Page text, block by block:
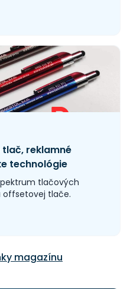
reklamné
technológie
tlačových
offsetovej tlače.
magazínu